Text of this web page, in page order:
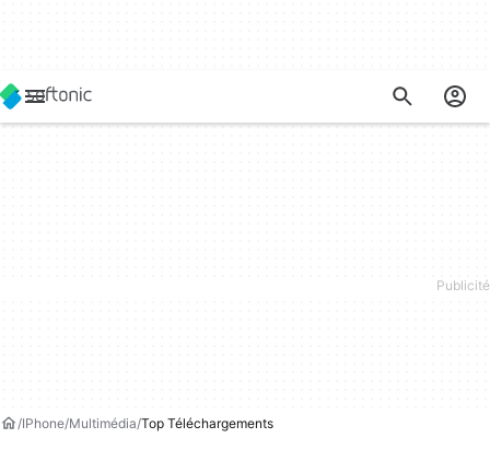
IPhone Multimédia Top Téléchargements